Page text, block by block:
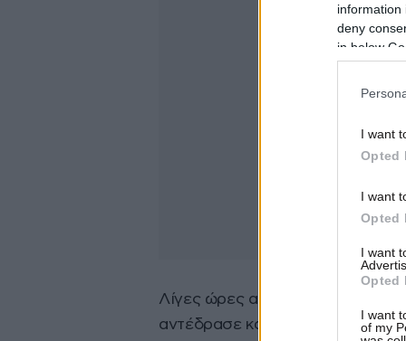
information
deny
in below
I want
Opted
I want
Opted
I want
Opted
I want
of my
Λίγες ώρες αργότερα, σε άμεση
αντέδρασε και με δάκρυα στα